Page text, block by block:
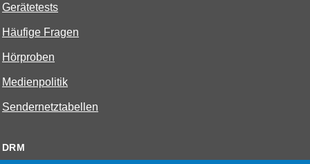
Gerätetests
Häufige Fragen
Hörproben
Medienpolitik
Sendernetztabellen
DRM